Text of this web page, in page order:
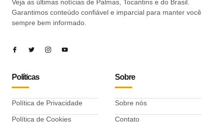
Veja as últimas notícias de Palmas, Tocantins e do Brasil.
Garantimos conteúdo confiável e imparcial para manter você
sempre bem informado.
Políticas
Política de Privacidade
Política de Cookies
Sobre
Sobre nós
Contato